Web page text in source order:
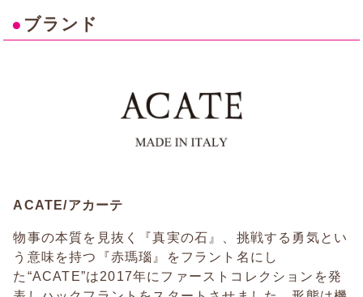
● ブランド
ACATE/アカーテ
物事の本質を見抜く『真実の石』、挑戦する勇気とい
う意味を持つ『赤瑪瑙』をフラント名にし
た“ACATE”は2017年にファーストコレクションを発